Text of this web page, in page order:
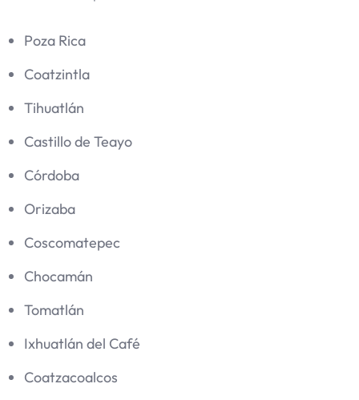
Poza Rica
Coatzintla
Tihuatlán
Castillo de Teayo
Córdoba
Orizaba
Coscomatepec
Chocamán
Tomatlán
Ixhuatlán del Café
Coatzacoalcos